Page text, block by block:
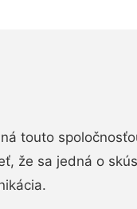
touto
že sa jedná o